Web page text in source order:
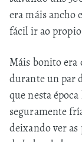
era máis ancho
fácil ir ao
Máis bonito
durante un par
que nesta
seguramente
deixando ver as